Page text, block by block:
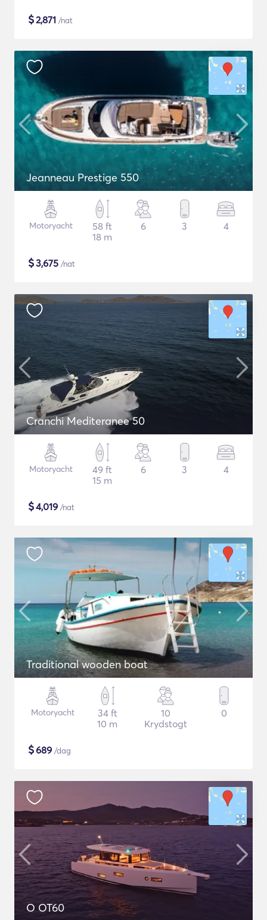
$2,871 /nat
Jeanneau Prestige 550
Motoryacht
58 ft
18 m
6 3 4
$3,675 /nat
Cranchi Mediteranee 50
Motoryacht
49 ft
15 m
6 3 4
$4,019 /nat
Traditional wooden boat
Motoryacht
34 ft
10 m
10
Krydstogt
0
$689 /dag
O OT60